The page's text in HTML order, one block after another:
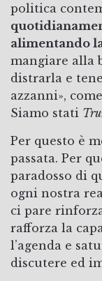
politica
alimentando
mangiare alla
distrarla e
azzanni», come
Siamo stati
Per questo è
passata. Per
paradosso di
ogni nostra
ci pare
rafforza la
l’agenda e
discutere ed